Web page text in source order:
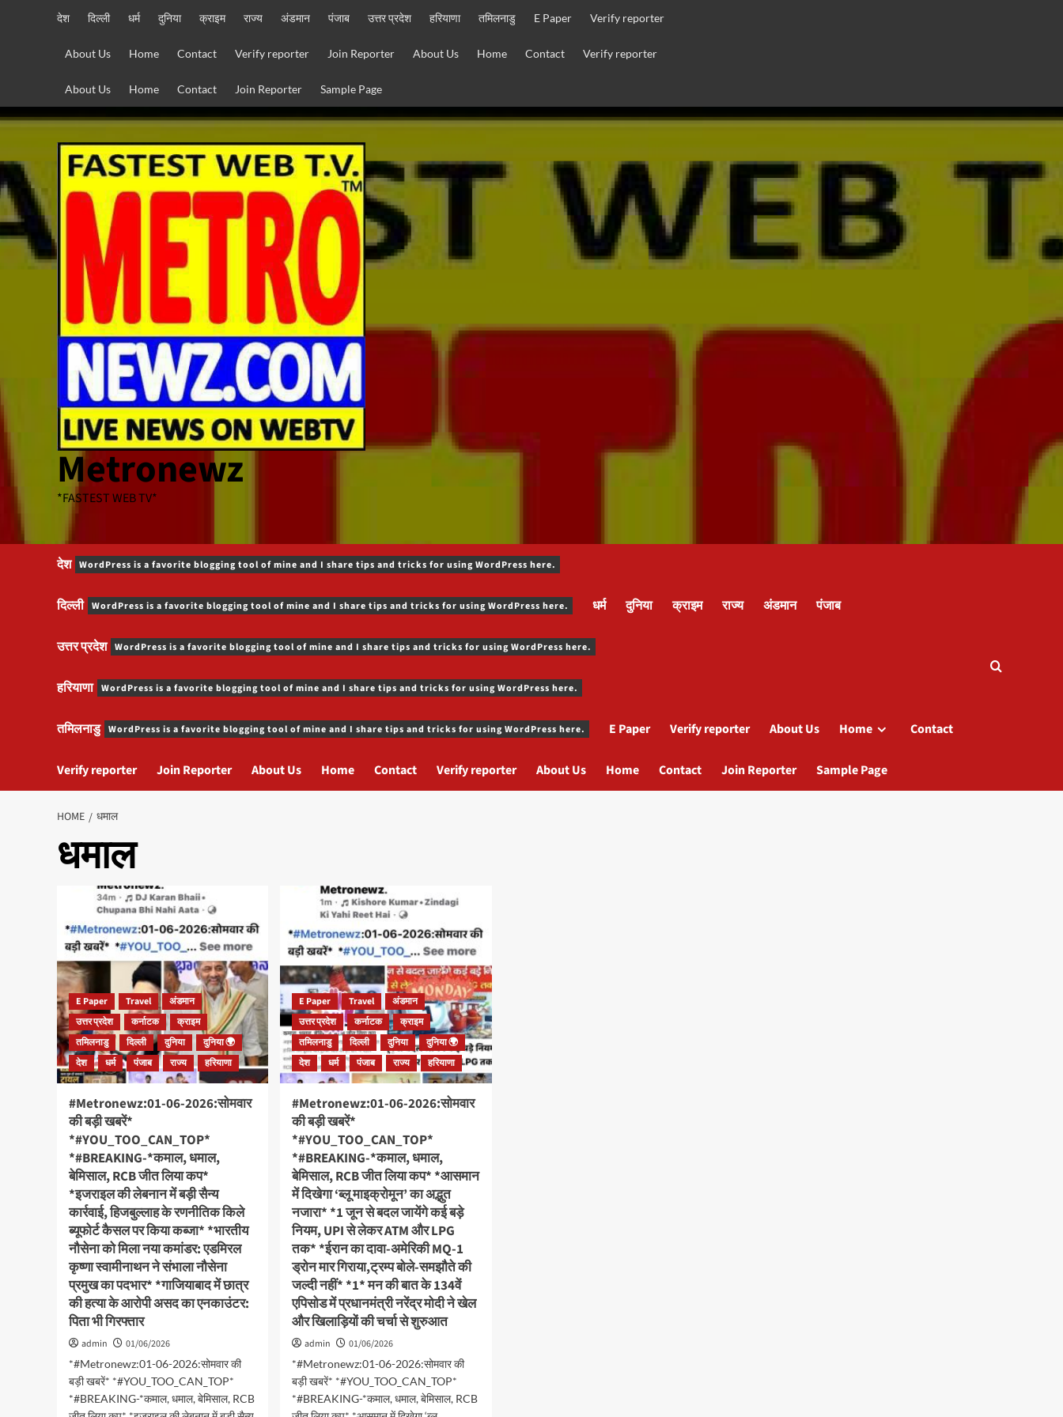
देश दिल्ली धर्म दुनिया क्राइम राज्य अंडमान पंजाब उत्तर प्रदेश हरियाणा तमिलनाडु E Paper Verify reporter
About Us Home Contact Verify reporter Join Reporter About Us Home Contact Verify reporter
About Us Home Contact Join Reporter Sample Page
Metronewz
*FASTEST WEB TV*
देश WordPress is a favorite blogging tool of mine and I share tips and tricks for using WordPress here.
दिल्ली WordPress is a favorite blogging tool of mine and I share tips and tricks for using WordPress here. धर्म दुनिया क्राइम राज्य अंडमान पंजाब
उत्तर प्रदेश WordPress is a favorite blogging tool of mine and I share tips and tricks for using WordPress here.
हरियाणा WordPress is a favorite blogging tool of mine and I share tips and tricks for using WordPress here.
तमिलनाडु WordPress is a favorite blogging tool of mine and I share tips and tricks for using WordPress here. E Paper Verify reporter About Us Home Contact
Verify reporter Join Reporter About Us Home Contact Verify reporter About Us Home Contact Join Reporter Sample Page
HOME धमाल
धमाल
E Paper Travel
अंडमान
उत्तर प्रदेश
कर्नाटक
क्राइम
तमिलनाडु
दिल्ली दुनिया
दुनिया 🌍
देश
धर्म पंजाब राज्य हरियाणा
#Metronewz:01-06-2026:सोमवार
की बड़ी खबरें*
*#YOU_TOO_CAN_TOP*
*#BREAKING-*कमाल, धमाल,
बेमिसाल, RCB जीत लिया कप*
*इजराइल की लेबनान में बड़ी सैन्य
कार्रवाई, हिजबुल्लाह के रणनीतिक किले
ब्यूफोर्ट कैसल पर किया कब्जा* *भारतीय
नौसेना को मिला नया कमांडर: एडमिरल
कृष्णा स्वामीनाथन ने संभाला नौसेना
प्रमुख का पदभार* *गाजियाबाद में छात्र
की हत्या के आरोपी असद का एनकाउंटर:
पिता भी गिरफ्तार
admin
01/06/2026
*#Metronewz:01-06-2026:सोमवार की
बड़ी खबरें* *#YOU_TOO_CAN_TOP*
*#BREAKING-*कमाल, धमाल, बेमिसाल, RCB
E Paper Travel
अंडमान
उत्तर प्रदेश
कर्नाटक
क्राइम
तमिलनाडु
दिल्ली दुनिया
दुनिया 🌍
देश
धर्म पंजाब राज्य हरियाणा
#Metronewz:01-06-2026:सोमवार
की बड़ी खबरें*
*#YOU_TOO_CAN_TOP*
*#BREAKING-*कमाल, धमाल,
बेमिसाल, RCB जीत लिया कप* *आसमान
में दिखेगा ‘ब्लू माइक्रोमून’ का अद्भुत
नजारा* *1 जून से बदल जायेंगे कई बड़े
नियम, UPI से लेकर ATM और LPG
तक* *ईरान का दावा-अमेरिकी MQ-1
ड्रोन मार गिराया,ट्रम्प बोले-समझौते की
जल्दी नहीं* *1* मन की बात के 134वें
एपिसोड में प्रधानमंत्री नरेंद्र मोदी ने खेल
और खिलाड़ियों की चर्चा से शुरुआत
admin
01/06/2026
*#Metronewz:01-06-2026:सोमवार की
बड़ी खबरें* *#YOU_TOO_CAN_TOP*
*#BREAKING-*कमाल, धमाल, बेमिसाल, RCB